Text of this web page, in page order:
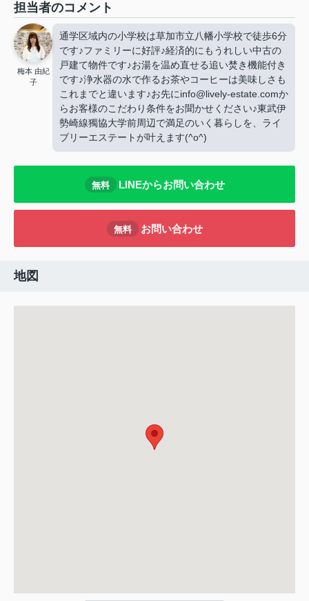
担当者のコメント
梅本 由紀
子
通学区域内の小学校は草加市立八幡小学校で徒歩6分
です♪ファミリーに好評♪経済的にもうれしい中古の
戸建て物件です♪お湯を温め直せる追い焚き機能付き
です♪浄水器の水で作るお茶やコーヒーは美味しさも
これまでと違います♪お先にinfo@lively-estate.comか
らお客様のこだわり条件をお聞かせください♪東武伊
勢崎線獨協大学前周辺で満足のいく暮らしを、ライ
ブリーエステートが叶えます(^o^)
無料 LINEからお問い合わせ
無料 お問い合わせ
地図